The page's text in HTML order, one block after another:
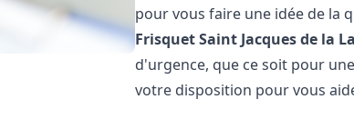
pour vous faire une idée de la
FrisquetSaint Jacques de la
d'urgence, que ce soit pour
votre disposition pour vous